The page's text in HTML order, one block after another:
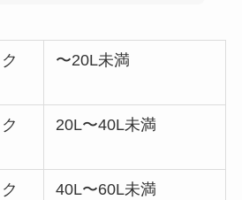
〜20L未満
20L〜40L未満
40L〜60L未満